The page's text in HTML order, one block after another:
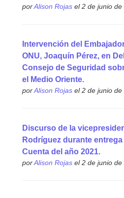
porAlison Rojasel 2 de junio de
Intervención del
ONU, Joaquín Pérez, en
Consejo de Seguridad
el Medio Oriente.
porAlison Rojasel 2 de junio de
Discurso de la
Rodríguez durante
Cuenta del año 2021.
porAlison Rojasel 2 de junio de